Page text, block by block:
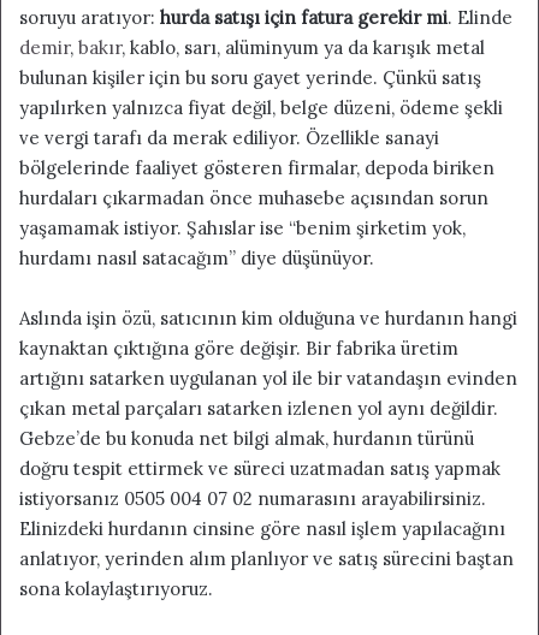
soruyu aratıyor: hurda satışı için fatura gerekir mi. Elinde
demir, bakır, kablo, sarı, alüminyum ya da karışık metal
bulunan kişiler için bu soru gayet yerinde. Çünkü satış
yapılırken yalnızca fiyat değil, belge düzeni, ödeme şekli
ve vergi tarafı da merak ediliyor. Özellikle sanayi
bölgelerinde faaliyet gösteren firmalar, depoda biriken
hurdaları çıkarmadan önce muhasebe açısından sorun
yaşamamak istiyor. Şahıslar ise “benim şirketim yok,
hurdamı nasıl satacağım” diye düşünüyor.
Aslında işin özü, satıcının kim olduğuna ve hurdanın hangi
kaynaktan çıktığına göre değişir. Bir fabrika üretim
artığını satarken uygulanan yol ile bir vatandaşın evinden
çıkan metal parçaları satarken izlenen yol aynı değildir.
Gebze’de bu konuda net bilgi almak, hurdanın türünü
doğru tespit ettirmek ve süreci uzatmadan satış yapmak
istiyorsanız 0505 004 07 02 numarasını arayabilirsiniz.
Elinizdeki hurdanın cinsine göre nasıl işlem yapılacağını
anlatıyor, yerinden alım planlıyor ve satış sürecini baştan
sona kolaylaştırıyoruz.